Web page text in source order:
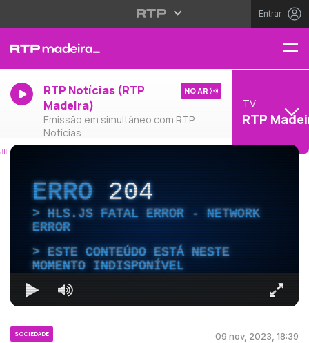
Entrar
RTP Notícias (RTP
Madeira)
Emissão em simultâneo com RTP
Notícias
NO AR
TV
RTP
ERRO204
HLS.JS FATAL ERROR - NETWORK
ERROR
ESTE CONTEÚDO ESTÁ NESTE
MOMENTO INDISPONÍVEL
SOCIEDADE 09 nov, 2023, 18:39